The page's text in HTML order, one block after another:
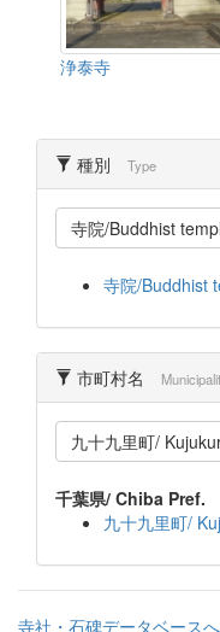
浄泰寺
種別 Type
寺院/Buddhist
寺院/Buddhist
市町村名
九十九里町/
千葉県/ Chiba Pref.
九十九里町/
寺社・石碑データベース